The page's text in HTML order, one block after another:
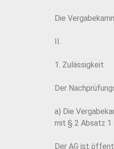
Die
II.
1. Zulässigkeit
Der
a) Die
mit § 2 Absatz 1
Der AG ist